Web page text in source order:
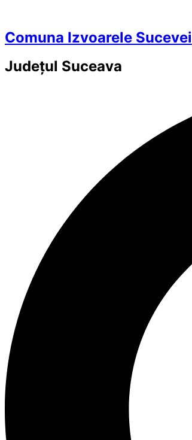
Comuna Izvoarele Sucevei
Județul Suceava